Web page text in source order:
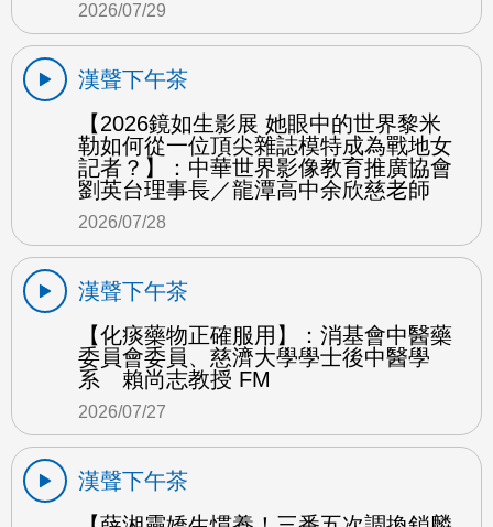
2026/07/29
漢聲下午茶
【2026鏡如生影展 她眼中的世界黎米
勒如何從一位頂尖雜誌模特成為戰地女
記者？】：中華世界影像教育推廣協會
劉英台理事長／龍潭高中余欣慈老師
2026/07/28
漢聲下午茶
【化痰藥物正確服用】：消基會中醫藥
委員會委員、慈濟大學學士後中醫學
系 賴尚志教授 FM
2026/07/27
漢聲下午茶